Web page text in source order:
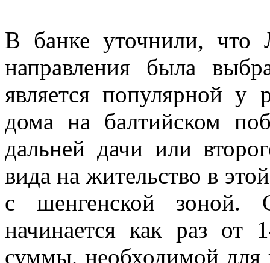
В банке уточнили, что
направления была
является популярной у
дома на балтийском
дальней дачи или
вида на жительство в
с шенгенской зоной.
начинается как раз
суммы, необходимой для